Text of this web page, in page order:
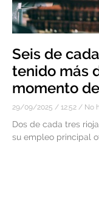
Seis de
tenido más
momento
29/09/2025 12:52 No
Dos de cada tres
su empleo principal